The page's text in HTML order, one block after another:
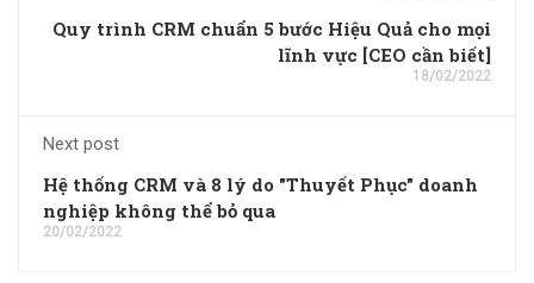
Quy trình CRM chuẩn 5 bước Hiệu Quả cho mọi
lĩnh vực [CEO cần biết]
18/02/2022
Next post
Hệ thống CRM và 8 lý do "Thuyết Phục" doanh
nghiệp không thể bỏ qua
20/02/2022